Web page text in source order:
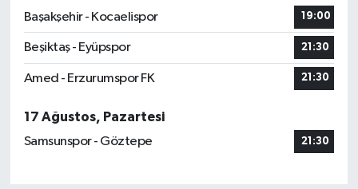
Başakşehir - Kocaelispor
19:00
Beşiktaş - Eyüpspor 21:30
Amed - Erzurumspor FK 21:30
17 Ağustos, Pazartesi
Samsunspor - Göztepe
21:30